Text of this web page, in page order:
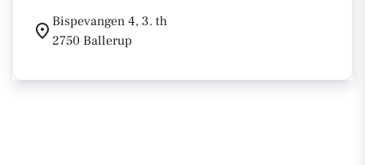
Bispevangen 4, 3. th
2750 Ballerup